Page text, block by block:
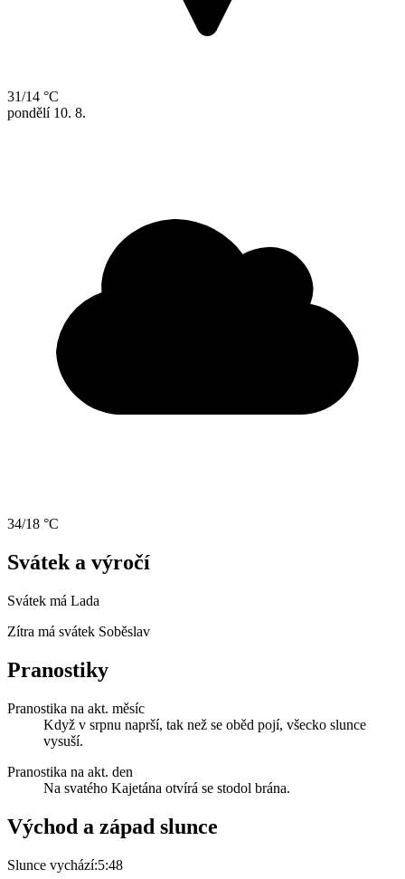
31/14 °C
pondělí 10. 8.
34/18 °C
Svátek a výročí
Svátek má Lada
Zítra má svátek Soběslav
Pranostiky
Pranostika na akt. měsíc
Když v srpnu naprší, tak než se oběd pojí, všecko slunce
vysuší.
Pranostika na akt. den
Na svatého Kajetána otvírá se stodol brána.
Východ a západ slunce
Slunce vychází:5:48